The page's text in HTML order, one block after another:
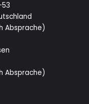
Absprache)
Absprache)